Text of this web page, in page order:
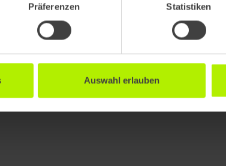
Präferenzen Statistiken
Auswahl erlauben